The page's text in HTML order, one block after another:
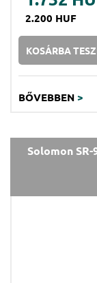
2.200 HUF
KOSÁRBA
BŐVEBBEN >
Solomon